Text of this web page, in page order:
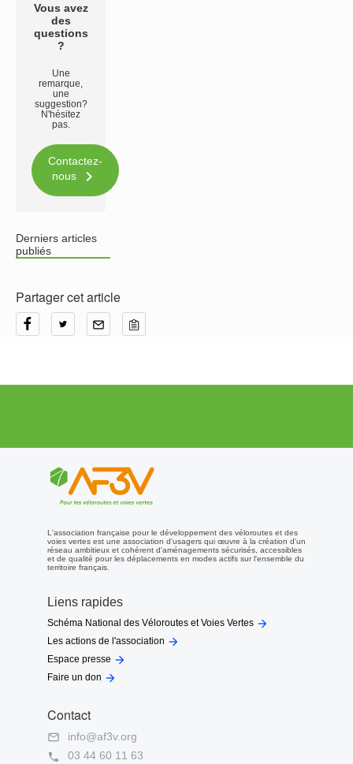
Vous avez
des
questions
?
Une
remarque,
une
suggestion?
N'hésitez
pas.
Contactez-
nous

Derniers articles
publiés
Partager cet article
L'association française pour le développement des véloroutes et des
voies vertes est une association d'usagers qui œuvre à la création d'un
réseau ambitieux et cohérent d'aménagements sécurisés, accessibles
et de qualité pour les déplacements en modes actifs sur l'ensemble du
territoire français.
Liens rapides
Schéma National des Véloroutes et Voies Vertes 
Les actions de l'association 
Espace presse 
Faire un don 
Contact

info@af3v.org

03 44 60 11 63